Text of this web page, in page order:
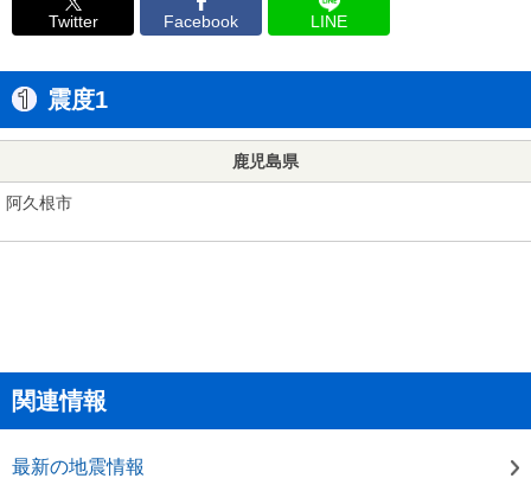
Twitter Facebook LINE
震度1
鹿児島県
阿久根市
関連情報
最新の地震情報